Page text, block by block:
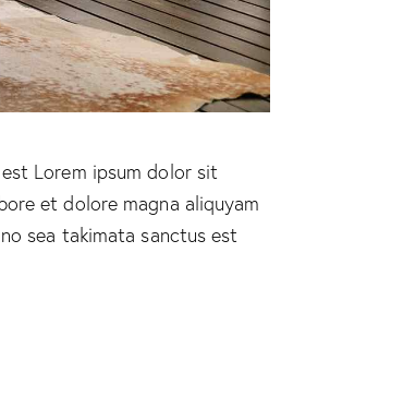
Lorem ipsum dolor sit
et dolore magna aliquyam
sea takimata sanctus est